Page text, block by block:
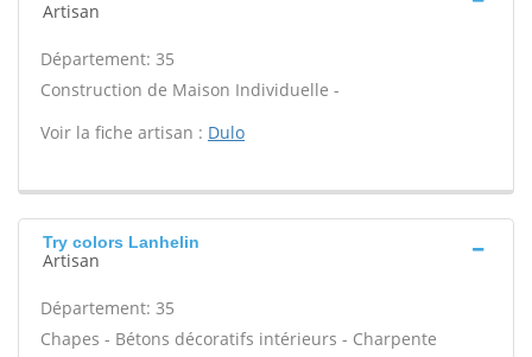
Artisan
Département: 35
Construction de Maison Individuelle -
Voir la fiche artisan : Dulo
Try colors Lanhelin
Artisan
Département: 35
Chapes - Bétons décoratifs intérieurs - Charpente